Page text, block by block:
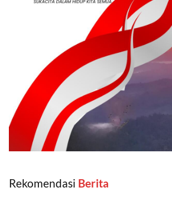
Rekomendasi ‎ Berita